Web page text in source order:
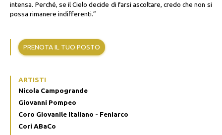
intensa. Perché, se il Cielo decide di farsi ascoltare, credo che non si
possa rimanere indifferenti.”
PRENOTA IL TUO POSTO
ARTISTI
Nicola Campogrande
Giovanni Pompeo
Coro Giovanile Italiano - Feniarco
Cori ABaCo